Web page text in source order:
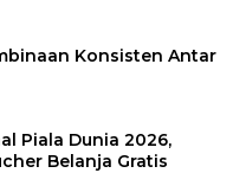
Konsisten Antar
Piala Dunia 2026,
Belanja Gratis